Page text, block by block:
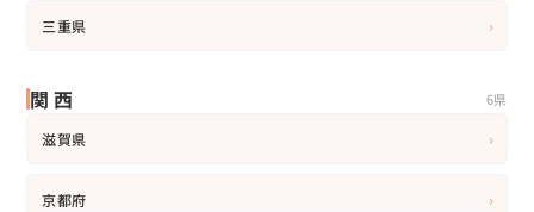
三重県 ›
関西 6県
滋賀県 ›
京都府 ›